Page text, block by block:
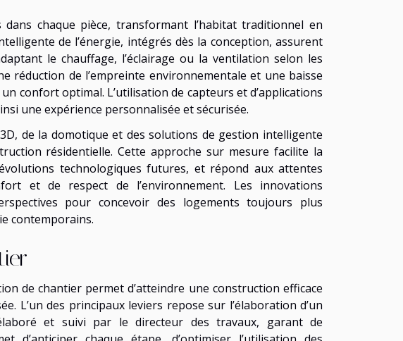
dans chaque pièce, transformant l’habitat traditionnel en
de l’énergie, intégrés dès la conception, assurent
le chauffage, l’éclairage ou la ventilation selon les
réduction de l’empreinte environnementale et une baisse
confort optimal. L’utilisation de capteurs et d’applications
une expérience personnalisée et sécurisée.
de la domotique et des solutions de gestion intelligente
résidentielle. Cette approche sur mesure facilite la
technologiques futures, et répond aux attentes
et de respect de l’environnement. Les innovations
pour concevoir des logements toujours plus
contemporains.
de chantier permet d’atteindre une construction efficace
L’un des principaux leviers repose sur l’élaboration d’un
et suivi par le directeur des travaux, garant de